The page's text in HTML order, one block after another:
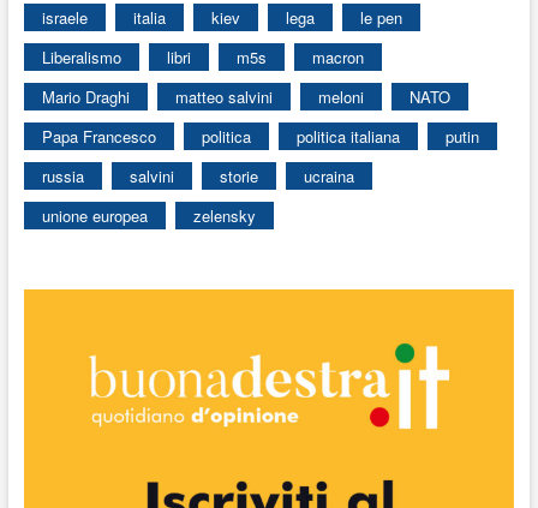
israele
italia kiev lega
le pen
Liberalismo
libri m5s
macron
Mario Draghi
matteo salvini meloni
NATO
Papa Francesco
politica politica italiana
putin
russia
salvini storie
ucraina
unione europea
zelensky